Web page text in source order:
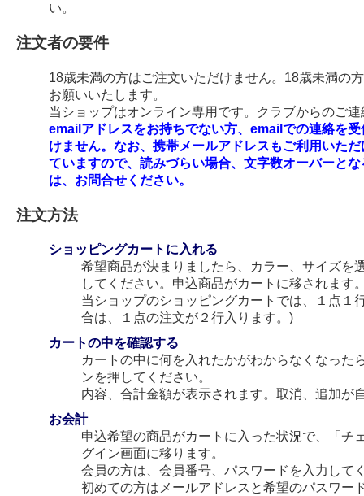
い。
注文者の要件
18歳未満の方はご注文いただけません。18歳未満の
お願いいたします。
当ショップはオンライン専用です。クラブからのご
emailアドレスをお持ちでない方、emailでの連絡を
けません。なお、携帯メールアドレスもご利用いた
ていますので、読みづらい場合、文字数オーバーと
は、お問合せください。
注文方法
ショッピングカートに入れる
希望商品が決まりましたら、カラー、サイズを
してください。申込商品がカートに移されます
当ショップのショッピングカートでは、１点１
合は、１点の注文が２行入ります。)
カートの中を確認する
カートの中に何を入れたかがわからなくなった
ンを押してください。
内容、合計金額が表示されます。取消、追加が
お会計
申込希望の商品がカートに入った状況で、「チ
グイン画面に移ります。
会員の方は、会員番号、パスワードを入力して
初めての方はメールアドレスと希望のパスワー